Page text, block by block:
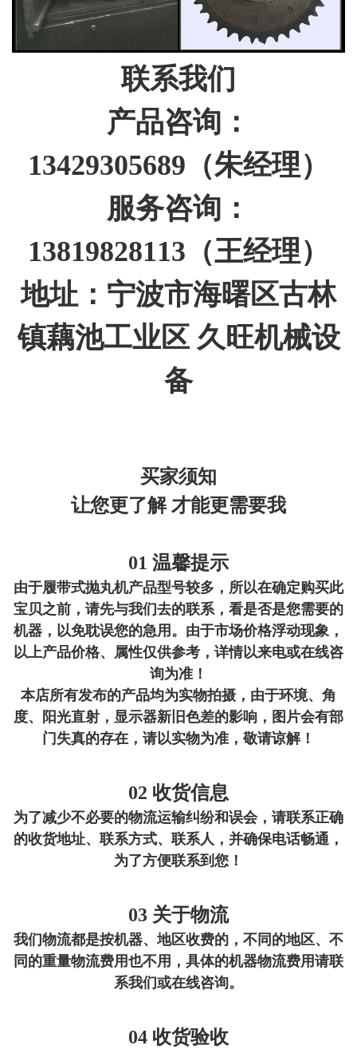
联系我们
产品咨询：
13429305689（朱经理）
服务咨询：
13819828113（王经理）
地址：宁波市海曙区古林
镇藕池工业区 久旺机械设
备
买家须知
让您更了解 才能更需要我
01 温馨提示
由于履带式抛丸机产品型号较多，所以在确定购买此
宝贝之前，请先与我们去的联系，看是否是您需要的
机器，以免耽误您的急用。由于市场价格浮动现象，
以上产品价格、属性仅供参考，详情以来电或在线咨
询为准！
本店所有发布的产品均为实物拍摄，由于环境、角
度、阳光直射，显示器新旧色差的影响，图片会有部
门失真的存在，请以实物为准，敬请谅解！
02 收货信息
为了减少不必要的物流运输纠纷和误会，请联系正确
的收货地址、联系方式、联系人，并确保电话畅通，
为了方便联系到您！
03 关于物流
我们物流都是按机器、地区收费的，不同的地区、不
同的重量物流费用也不用，具体的机器物流费用请联
系我们或在线咨询。
04 收货验收